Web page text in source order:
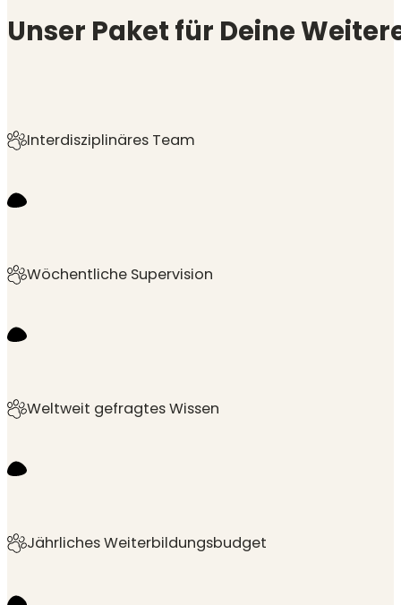
Unser Paket für Deine
Interdisziplinäres Team
Wöchentliche Supervision
Weltweit gefragtes Wissen
Jährliches Weiterbildungsbudget